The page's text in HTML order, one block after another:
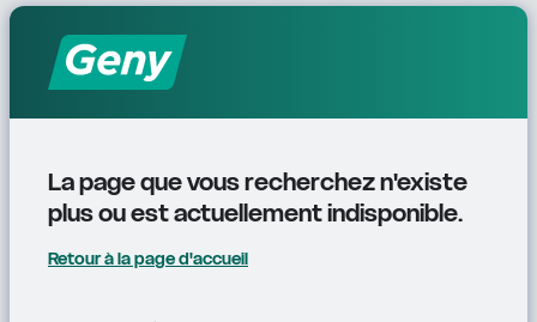
La page que vous recherchez n'existe
plus ou est actuellement indisponible.
Retour à la page d'accueil